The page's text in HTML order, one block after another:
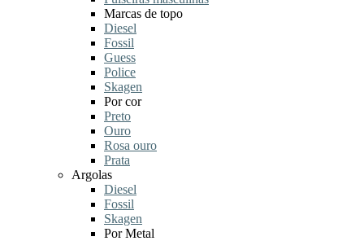
Marcas de topo
Diesel
Fossil
Guess
Police
Skagen
Por cor
Preto
Ouro
Rosa ouro
Prata
Argolas
Diesel
Fossil
Skagen
Por Metal